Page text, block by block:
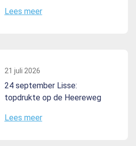
Lees meer
21 juli 2026
24 september Lisse:
topdrukte op de Heereweg
Lees meer